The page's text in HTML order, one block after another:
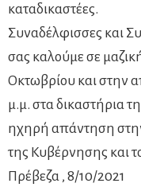
καταδικαστέες.
Συναδέλφισσες και
σας καλούμε σε
Οκτωβρίου και στην
μ.μ. στα δικαστήρια
ηχηρή απάντηση στην
της Κυβέρνησης και
Πρέβεζα , 8/10/2021